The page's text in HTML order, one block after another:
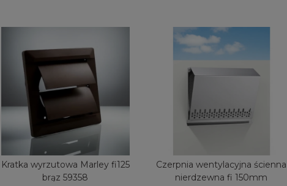
Kratka wyrzutowa Marley fi125
brąz 59358
Czerpnia wentylacyjna ścienna
nierdzewna fi 150mm